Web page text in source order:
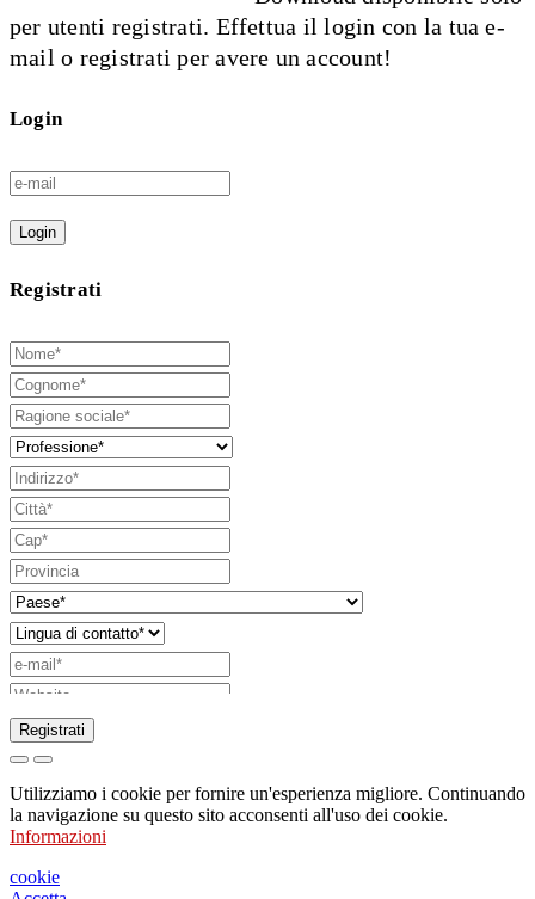
per utenti registrati. Effettua il login con la tua e-
mail o registrati per avere un account!
Login
Login
Registrati
Richiesta di invio di catalogo
Richiesta di essere contattato da un vostro
funzionario di vendita
Richiesta di supporto o di progettazione
Registrati
Utilizziamo i cookie per fornire un'esperienza migliore. Continuando
la navigazione su questo sito acconsenti all'uso dei cookie.
Informazioni
cookie